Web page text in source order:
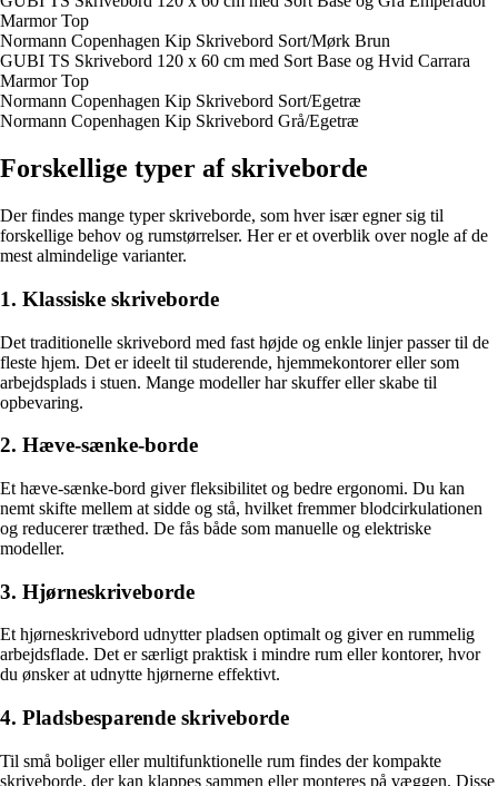
Marmor Top
Normann Copenhagen Kip Skrivebord Sort/Mørk Brun
GUBI TS Skrivebord 120 x 60 cm med Sort Base og Hvid Carrara
Marmor Top
Normann Copenhagen Kip Skrivebord Sort/Egetræ
Normann Copenhagen Kip Skrivebord Grå/Egetræ
Forskellige typer af skriveborde
Der findes mange typer skriveborde, som hver især egner sig til
forskellige behov og rumstørrelser. Her er et overblik over nogle af de
mest almindelige varianter.
1. Klassiske skriveborde
Det traditionelle skrivebord med fast højde og enkle linjer passer til de
fleste hjem. Det er ideelt til studerende, hjemmekontorer eller som
arbejdsplads i stuen. Mange modeller har skuffer eller skabe til
opbevaring.
2. Hæve-sænke-borde
Et hæve-sænke-bord giver fleksibilitet og bedre ergonomi. Du kan
nemt skifte mellem at sidde og stå, hvilket fremmer blodcirkulationen
og reducerer træthed. De fås både som manuelle og elektriske
modeller.
3. Hjørneskriveborde
Et hjørneskrivebord udnytter pladsen optimalt og giver en rummelig
arbejdsflade. Det er særligt praktisk i mindre rum eller kontorer, hvor
du ønsker at udnytte hjørnerne effektivt.
4. Pladsbesparende skriveborde
Til små boliger eller multifunktionelle rum findes der kompakte
skriveborde, der kan klappes sammen eller monteres på væggen. Disse